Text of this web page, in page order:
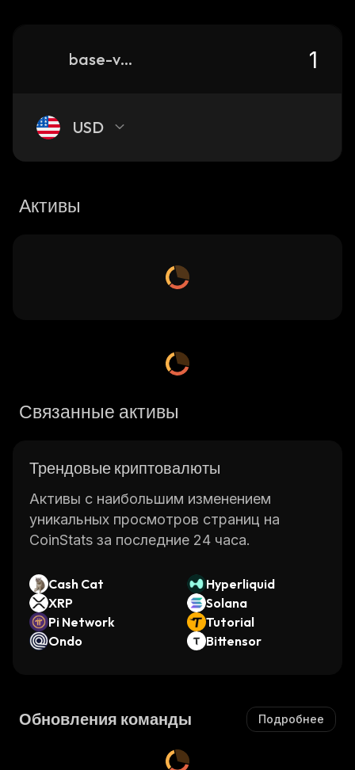
base-velocimeter
USD
Активы
Связанные активы
Трендовые криптовалюты
Активы с наибольшим изменением
уникальных просмотров страниц на
CoinStats за последние 24 часа.
Cash Cat
Hyperliquid
XRP
Solana
Pi Network
Tutorial
Ondo
Bittensor
Обновления команды Подробнее